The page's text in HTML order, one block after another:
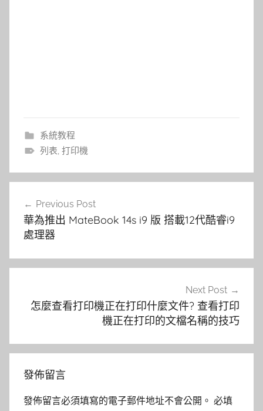
系統教程
列表, 打印機
導
覽
Previous Post
華為推出 MateBook 14s i9 版 搭載12代酷睿i9
處理器
Next Post
怎麼查看打印機正在打印什麼文件? 查看打印
機正在打印的文檔名稱的技巧
發佈留言
發佈留言必須填寫的電子郵件地址不會公開。 必填